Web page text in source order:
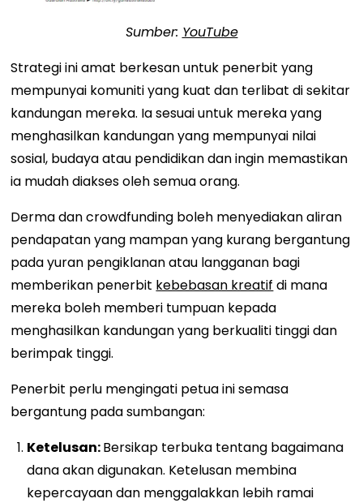
Sumber: YouTube
Strategi ini amat berkesan untuk penerbit yang
mempunyai komuniti yang kuat dan terlibat di sekitar
kandungan mereka. Ia sesuai untuk mereka yang
menghasilkan kandungan yang mempunyai nilai
sosial, budaya atau pendidikan dan ingin memastikan
ia mudah diakses oleh semua orang.
Derma dan crowdfunding boleh menyediakan aliran
pendapatan yang mampan yang kurang bergantung
pada yuran pengiklanan atau langganan bagi
memberikan penerbit kebebasan kreatif di mana
mereka boleh memberi tumpuan kepada
menghasilkan kandungan yang berkualiti tinggi dan
berimpak tinggi.
Penerbit perlu mengingati petua ini semasa
bergantung pada sumbangan:
Ketelusan:Bersikap terbuka tentang bagaimana
dana akan digunakan. Ketelusan membina
kepercayaan dan menggalakkan lebih ramai